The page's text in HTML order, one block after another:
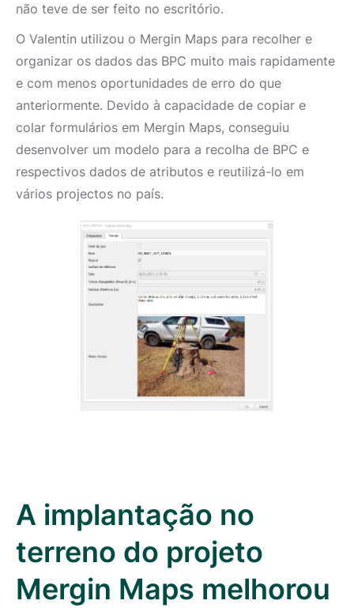
não teve de ser feito no escritório.
O Valentin utilizou o Mergin Maps para recolher e
organizar os dados das BPC muito mais rapidamente
e com menos oportunidades de erro do que
anteriormente. Devido à capacidade de copiar e
colar formulários em Mergin Maps, conseguiu
desenvolver um modelo para a recolha de BPC e
respectivos dados de atributos e reutilizá-lo em
vários projectos no país.
A implantação no
terreno do projeto
Mergin Maps melhorou